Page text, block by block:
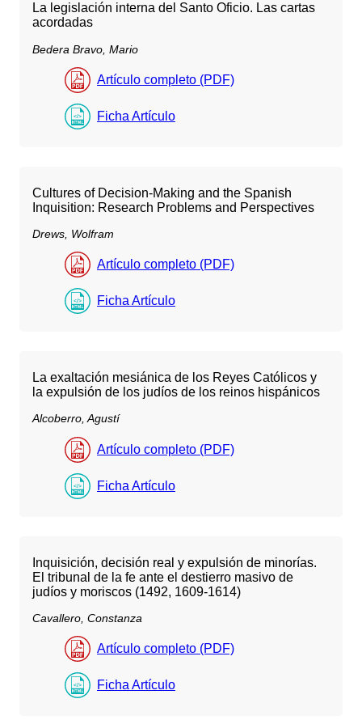
La legislación interna del Santo Oficio. Las cartas
acordadas
Bedera Bravo, Mario
Artículo completo (PDF)
Ficha Artículo
Cultures of Decision-Making and the Spanish
Inquisition: Research Problems and Perspectives
Drews, Wolfram
Artículo completo (PDF)
Ficha Artículo
La exaltación mesiánica de los Reyes Católicos y
la expulsión de los judíos de los reinos hispánicos
Alcoberro, Agustí
Artículo completo (PDF)
Ficha Artículo
Inquisición, decisión real y expulsión de minorías.
El tribunal de la fe ante el destierro masivo de
judíos y moriscos (1492, 1609-1614)
Cavallero, Constanza
Artículo completo (PDF)
Ficha Artículo